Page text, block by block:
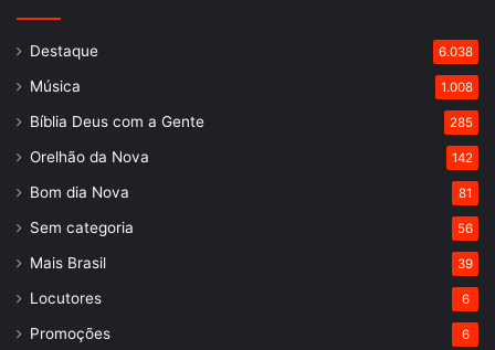
Destaque 6.038
Música 1.008
Bíblia Deus com a Gente 285
Orelhão da Nova 142
Bom dia Nova 81
Sem categoria 56
Mais Brasil 39
Locutores 6
Promoções 6